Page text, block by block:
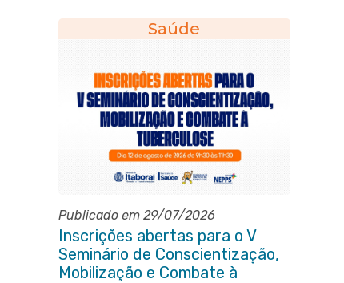
Saúde
Publicado em 29/07/2026
Inscrições abertas para o V
Seminário de Conscientização,
Mobilização e Combate à